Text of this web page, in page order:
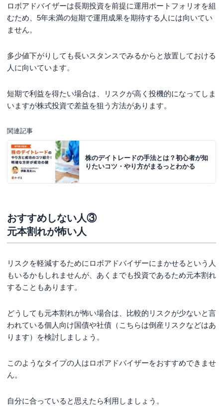
ロボアドバイザーは長期投資を前提に運用ポートフォリオを組
むため、5年未満の短期で運用成果を期待する人には向いてい
ません。
多少値下がりしても長いスタンスでみるからと放置しておける
人に向いています。
短期で利益を得たい場合は、リスクが高く投機的になってしま
いますが株式投資で差益を狙う方法があります。
関連記事
株のデイトレードの手法とは？初心者が知
りたいコツ・やり方がまるっとわかる
おすすめしない人③
元本割れが怖い人
リスクを軽減するためにロボアドバイザーにまかせるという人
もいるかもしれませんが、あくまでも投資であるため元本割れ
することもあります。
どうしても元本割れが怖い場合は、比較的リスクが少ないと言
われている個人向け国債や社債（こちらは倒産リスクなどはあ
ります）を検討しましょう。
このようなタイプの人はロボアドバイザーをおすすめできませ
ん。
自分に合っていると思えたら利用しましょう。